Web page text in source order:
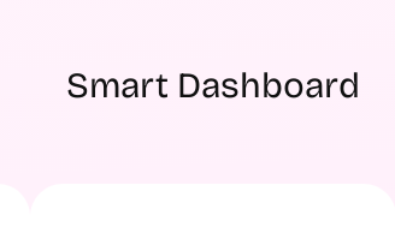
Smart Dashboard